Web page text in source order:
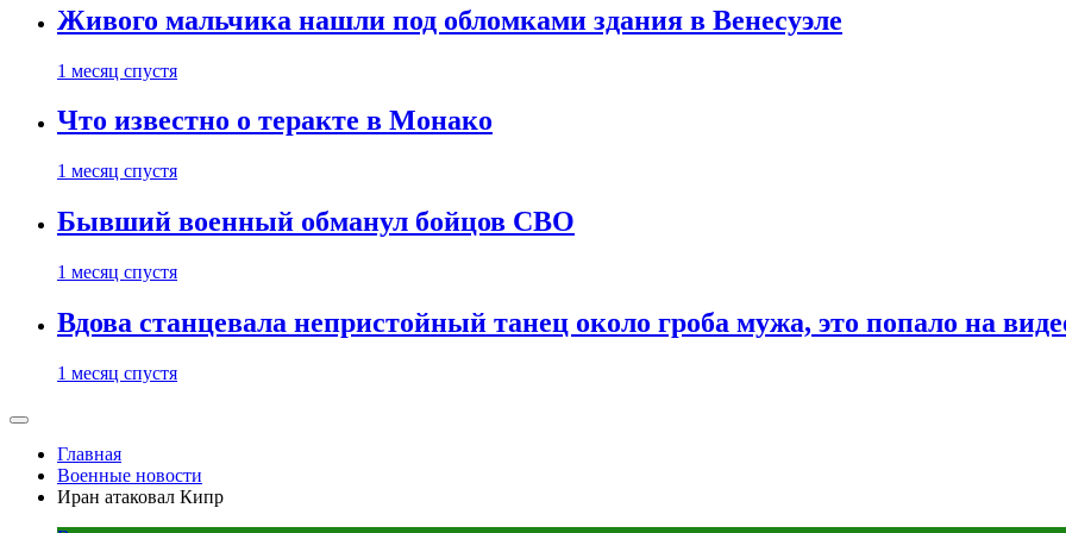
Живого мальчика нашли под обломками здания в Венесуэле
1 месяц спустя
Что известно о теракте в Монако
1 месяц спустя
Бывший военный обманул бойцов СВО
1 месяц спустя
Вдова станцевала непристойный танец около гроба мужа, это попало на
1 месяц спустя
Главная
Военные новости
Иран атаковал Кипр